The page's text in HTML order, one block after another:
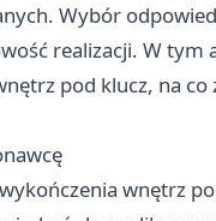
Wybór
realizacji. W
pod klucz, na
wnętrz